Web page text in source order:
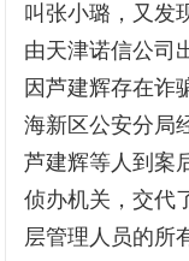
叫张小璐，又发
由天津诺信公司
因芦建辉存在诈
海新区公安分局
芦建辉等人到案
侦办机关，交代
层管理人员的所